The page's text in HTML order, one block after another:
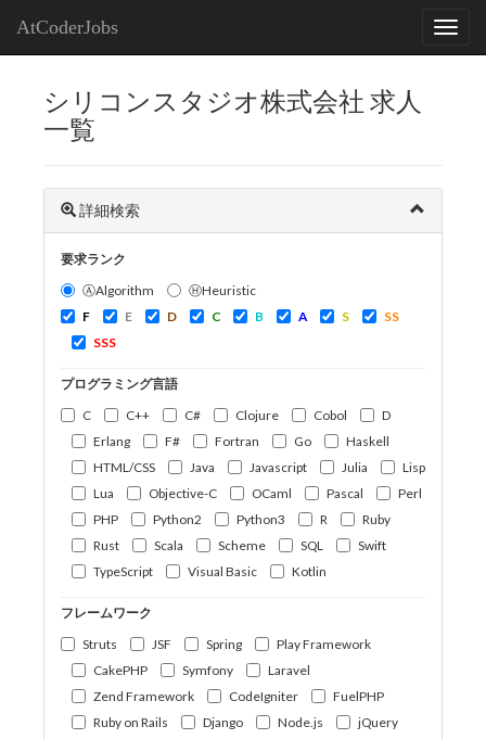
AtCoderJobs
シリコンスタジオ株式会社 求人
一覧
詳細検索
要求ランク
ⒶAlgorithm
ⒽHeuristic
F
E D C B A S
SS
SSS
プログラミング言語
C
C++ C# Clojure Cobol
D
Erlang
F# Fortran Go
Haskell
HTML/CSS
Java Javascript Julia
Lisp
Lua
Objective-C OCaml Pascal
Perl
PHP
Python2 Python3 R
Ruby
Rust
Scala Scheme SQL
Swift
TypeScript
Visual Basic Kotlin
フレームワーク
Struts
JSF Spring
Play Framework
CakePHP
Symfony
Laravel
Zend Framework
CodeIgniter
FuelPHP
Ruby on Rails
Django Node.js
jQuery